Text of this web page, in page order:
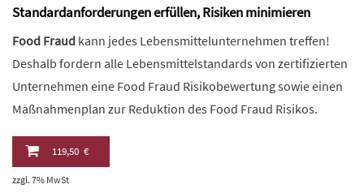
Standardanforderungen erfüllen, Risiken minimieren
Food Fraud kann jedes Lebensmittelunternehmen treffen!
Deshalb fordern alle Lebensmittelstandards von zertifizierten
Unternehmen eine Food Fraud Risikobewertung sowie einen
Maßnahmenplan zur Reduktion des Food Fraud Risikos.
119,50 €
zzgl. 7% MwSt